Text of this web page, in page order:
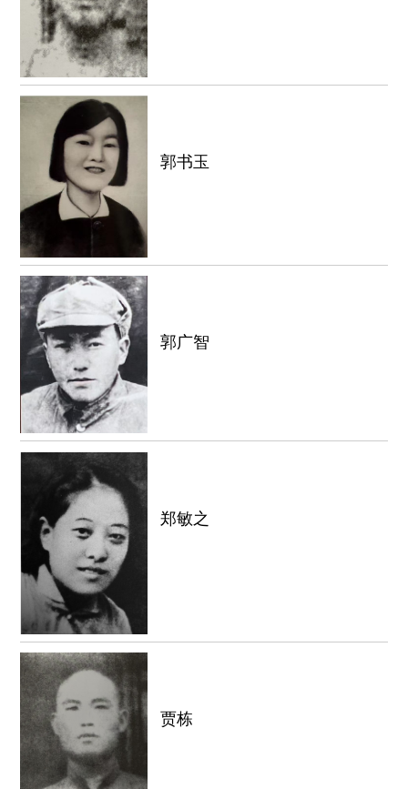
郭书玉
郭广智
郑敏之
贾栋